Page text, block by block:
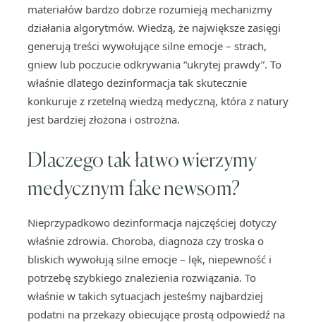
materiałów bardzo dobrze rozumieją mechanizmy
działania algorytmów. Wiedzą, że największe zasięgi
generują treści wywołujące silne emocje – strach,
gniew lub poczucie odkrywania “ukrytej prawdy”. To
właśnie dlatego dezinformacja tak skutecznie
konkuruje z rzetelną wiedzą medyczną, która z natury
jest bardziej złożona i ostrożna.
Dlaczego tak łatwo wierzymy
medycznym fake newsom?
Nieprzypadkowo dezinformacja najczęściej dotyczy
właśnie zdrowia. Choroba, diagnoza czy troska o
bliskich wywołują silne emocje – lęk, niepewność i
potrzebę szybkiego znalezienia rozwiązania. To
właśnie w takich sytuacjach jesteśmy najbardziej
podatni na przekazy obiecujące prostą odpowiedź na